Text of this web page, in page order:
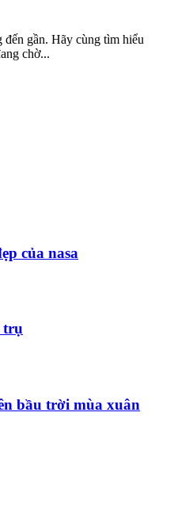
đến gần. Hãy cùng tìm hiểu
chờ...
của nasa
trụ
bầu trời mùa xuân